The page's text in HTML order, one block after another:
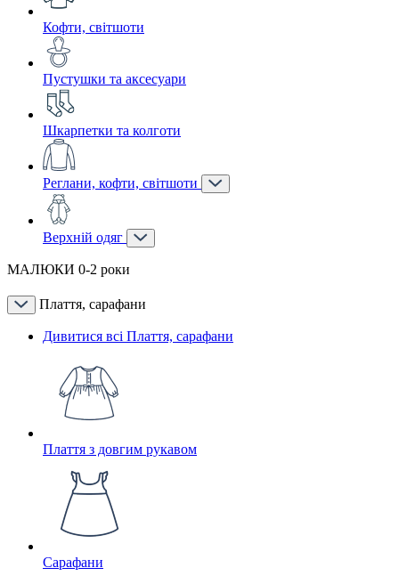
Кофти, світшоти
Пустушки та аксесуари
Шкарпетки та колготи
Реглани, кофти, світшоти
Верхній одяг
МАЛЮКИ 0-2 роки
Плаття, сарафани
Дивитися всі Плаття, сарафани
Плаття з довгим рукавом
Сарафани